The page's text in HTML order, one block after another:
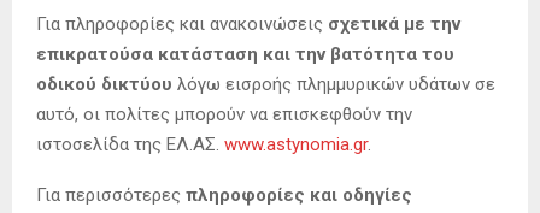
Για πληροφορίες και ανακοινώσεις σχετικά με την
επικρατούσα κατάσταση και την βατότητα του
οδικού δικτύου λόγω εισροής πλημμυρικών υδάτων σε
αυτό, οι πολίτες μπορούν να επισκεφθούν την
ιστοσελίδα της ΕΛ.ΑΣ. www.astynomia.gr.
Για περισσότερες πληροφορίες και οδηγίες